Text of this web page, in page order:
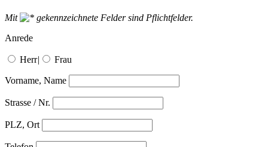
Mit
gekennzeichnete Felder sind Pflichtfelder.
Anrede
Herr| Frau
Vorname, Name
Strasse / Nr.
PLZ, Ort